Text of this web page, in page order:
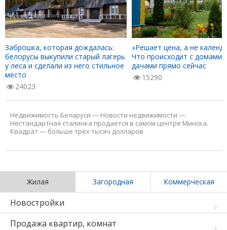
Заброшка, которая дождалась:
белорусы выкупили старый лагерь
у леса и сделали из него стильное
место
24023
«Решает цена, а не
Что происходит с домами
дачами прямо сейчас
15290
Недвижимость Беларуси — Новости недвижимости —
Нестандартная сталинка продается в самом центре Минска.
Квадрат — больше трех тысяч долларов
Жилая Загородная Коммерческая
Новостройки
Продажа квартир, комнат